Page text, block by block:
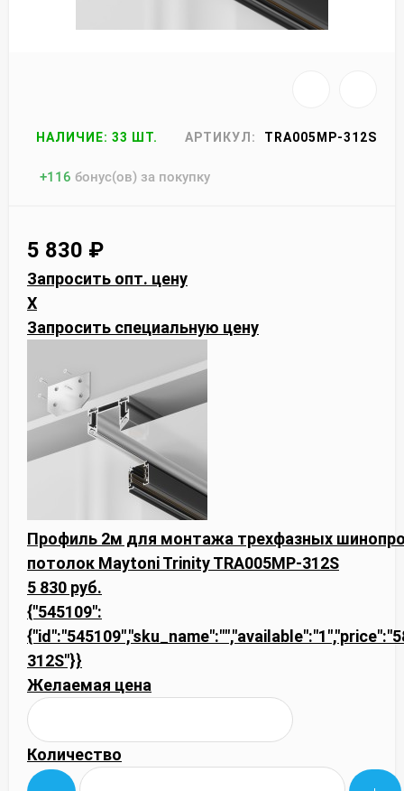
НАЛИЧИЕ: 33 ШТ. АРТИКУЛ: TRA005MP-312S
+116 бонус(ов) за покупку
5 830 ₽
Запросить опт. цену
X
Запросить специальную цену
Профиль 2м для монтажа трехфазных
потолок Maytoni Trinity TRA005MP-312S
5 830 руб.
{"545109":
312S"}}
Желаемая цена
Количество